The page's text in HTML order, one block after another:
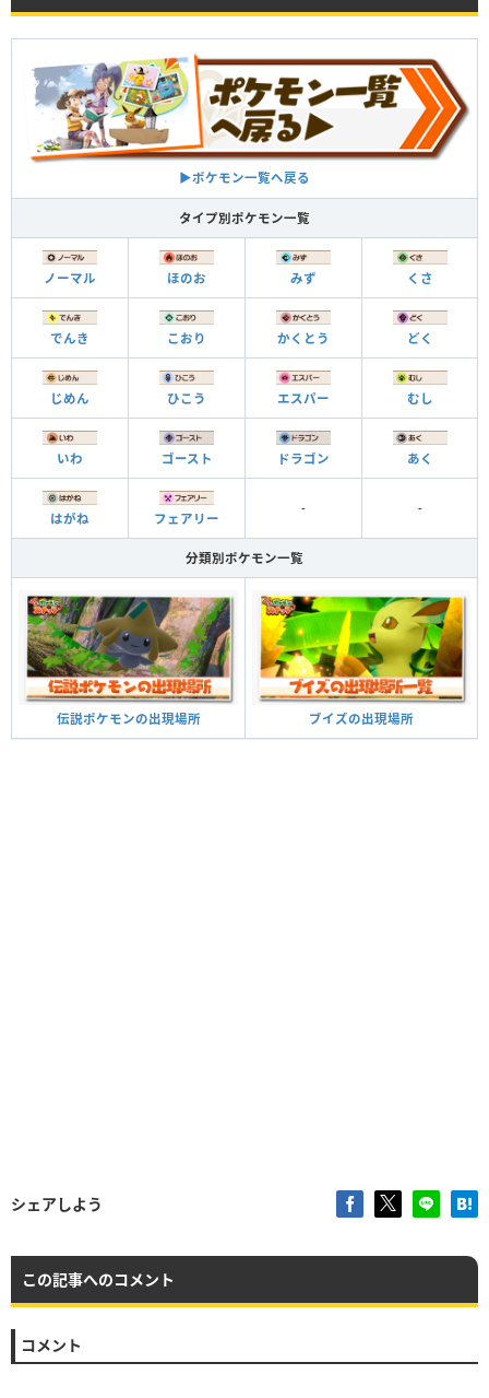
▶︎ポケモン一覧へ戻る
タイプ別ポケモン一覧
ノーマル ほのお みず くさ
でんき こおり かくとう どく
じめん ひこう エスパー むし
いわ ゴースト ドラゴン あく
はがね フェアリー
- -
分類別ポケモン一覧
伝説ポケモンの出現場所 ブイズの出現場所
シェアしよう
この記事へのコメント
コメント